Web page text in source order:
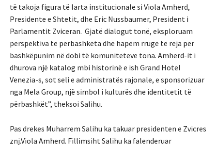
të takoja figura të larta institucionale si Viola Amherd,
Presidente e Shtetit, dhe Eric Nussbaumer, President i
Parlamentit Zviceran. Gjatë dialogut tonë, eksploruam
perspektiva të përbashkëta dhe hapëm rrugë të reja për
bashkëpunim në dobi të komuniteteve tona. Amherd-it i
dhurova një katalog mbi historinë e ish Grand Hotel
Venezia-s, sot seli e administratës rajonale, e sponsorizuar
nga Mela Group, një simbol i kulturës dhe identitetit të
përbashkët”, theksoi Salihu.
Pas drekes Muharrem Salihu ka takuar presidenten e Zvicres
znj.Viola Amherd. Fillimsiht Salihu ka falenderuar